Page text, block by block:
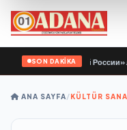
SON DAKİKA
Гвардии Единой России»
ANA SAYFA/KÜLTÜR